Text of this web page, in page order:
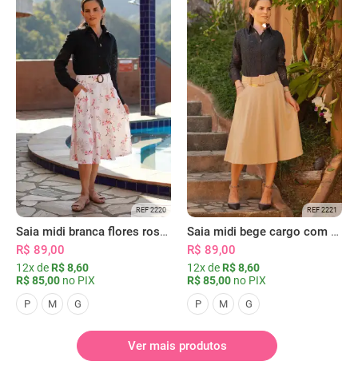
REF 2220
Saia midi branca flores rosas com bolsos
R$ 89,00
12x de R$ 8,60
R$ 85,00 no PIX
P M G
REF 2221
Saia midi bege cargo com bolsos
R$ 89,00
12x de R$ 8,60
R$ 85,00 no PIX
P M G
Ver mais produtos